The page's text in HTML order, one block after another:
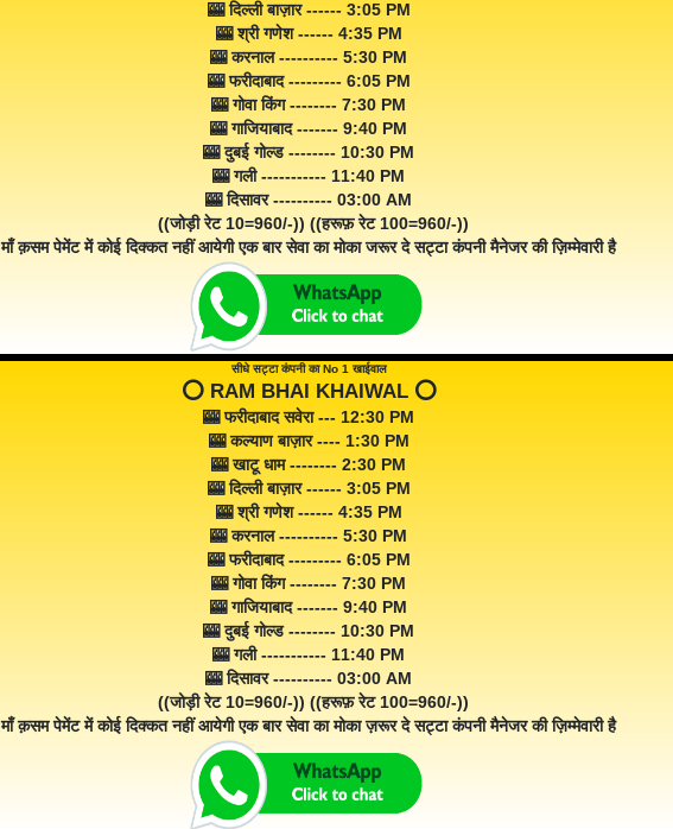
🎰 दिल्ली बाज़ार ------ 3:05 PM
🎰 श्री गणेश ------ 4:35 PM
🎰 करनाल ---------- 5:30 PM
🎰 फरीदाबाद --------- 6:05 PM
🎰 गोवा किंग -------- 7:30 PM
🎰 गाजियाबाद ------- 9:40 PM
🎰 दुबई गोल्ड -------- 10:30 PM
🎰 गली ----------- 11:40 PM
🎰 दिसावर ---------- 03:00 AM
((जोड़ी रेट 10=960/-)) ((हरूफ़ रेट 100=960/-))
माँ क़सम पेमेंट में कोई दिक्कत नहीं आयेगी एक बार सेवा का मोका जरूर दे सट्टा कंपनी मैनेजर की ज़िम्मेवारी है
सीधे सट्टा कंपनी का No 1 खाईवाल
⭕️ RAM BHAI KHAIWAL ⭕️
🎰 फरीदाबाद सवेरा --- 12:30 PM
🎰 कल्याण बाज़ार ---- 1:30 PM
🎰 खाटू धाम -------- 2:30 PM
🎰 दिल्ली बाज़ार ------ 3:05 PM
🎰 श्री गणेश ------ 4:35 PM
🎰 करनाल ---------- 5:30 PM
🎰 फरीदाबाद --------- 6:05 PM
🎰 गोवा किंग -------- 7:30 PM
🎰 गाजियाबाद ------- 9:40 PM
🎰 दुबई गोल्ड -------- 10:30 PM
🎰 गली ----------- 11:40 PM
🎰 दिसावर ---------- 03:00 AM
((जोड़ी रेट 10=960/-)) ((हरूफ़ रेट 100=960/-))
माँ क़सम पेमेंट में कोई दिक्कत नहीं आयेगी एक बार सेवा का मोका ज़रूर दे सट्टा कंपनी मैनेजर की ज़िम्मेवारी है